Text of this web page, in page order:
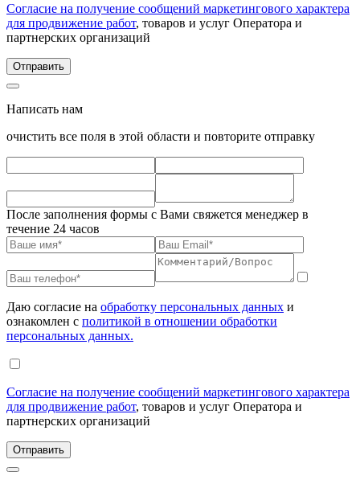
Согласие на получение сообщений маркетингового характера
для продвижение работ, товаров и услуг Оператора и
партнерских организаций
Написать нам
очистить все поля в этой области и повторите отправку
После заполнения формы с Вами свяжется менеджер в
течение 24 часов
Даю согласие на обработку персональных данных и
ознакомлен с политикой в отношении обработки
персональных данных.
Согласие на получение сообщений маркетингового характера
для продвижение работ, товаров и услуг Оператора и
партнерских организаций